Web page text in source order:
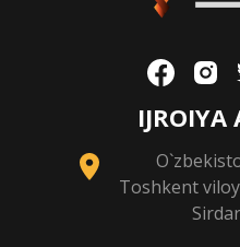
IJROIYA
Toshkent